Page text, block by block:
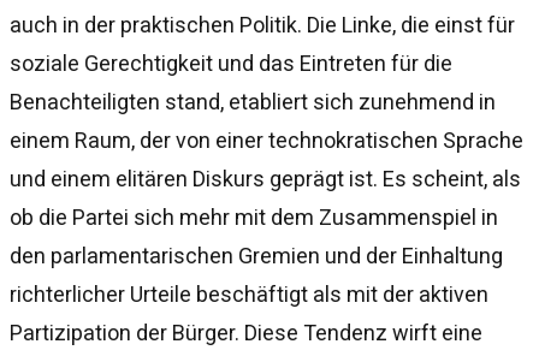
auch in der praktischen Politik. Die Linke, die einst für
soziale Gerechtigkeit und das Eintreten für die
Benachteiligten stand, etabliert sich zunehmend in
einem Raum, der von einer technokratischen Sprache
und einem elitären Diskurs geprägt ist. Es scheint, als
ob die Partei sich mehr mit dem Zusammenspiel in
den parlamentarischen Gremien und der Einhaltung
richterlicher Urteile beschäftigt als mit der aktiven
Partizipation der Bürger. Diese Tendenz wirft eine